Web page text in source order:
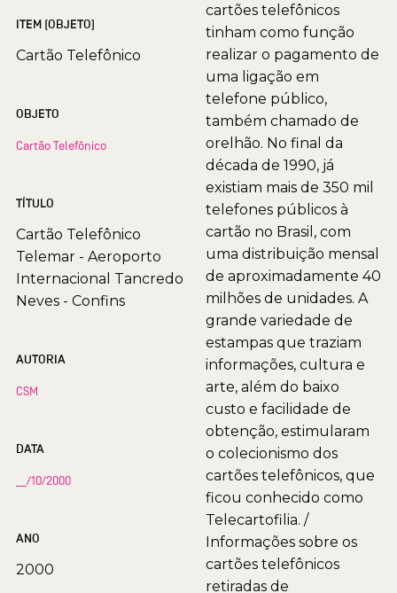
ITEM (OBJETO)
Cartão Telefônico
OBJETO
Cartão Telefônico
TÍTULO
Cartão Telefônico
Telemar - Aeroporto
Internacional Tancredo
Neves - Confins
AUTORIA
CSM
DATA
__/10/2000
ANO
2000
cartões telefônicos
tinham como função
realizar o pagamento de
uma ligação em
telefone público,
também chamado de
orelhão. No final da
década de 1990, já
existiam mais de 350 mil
telefones públicos à
cartão no Brasil, com
uma distribuição mensal
de aproximadamente 40
milhões de unidades. A
grande variedade de
estampas que traziam
informações, cultura e
arte, além do baixo
custo e facilidade de
obtenção, estimularam
o colecionismo dos
cartões telefônicos, que
ficou conhecido como
Telecartofilia. /
Informações sobre os
cartões telefônicos
retiradas de